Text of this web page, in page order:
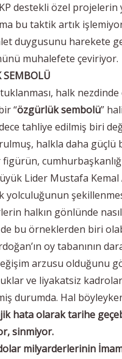
destekli özel
bu taktik artık
duygusunu harekete
muhalefete çeviriyor.
SEMBOLÜ
halk
“özgürlük sembolü”
tahliye edilmiş biri
halkla daha
Lider Mustafa
yolculuğunun
halkın gönlünde
bu örneklerden biri
oy tabanının
arzusu olduğunu
ve liyakatsiz
durumda. Hal
hata olarak tarihe
sinmiyor.
milyarderlerinin